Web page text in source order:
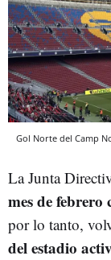
Gol Norte del Camp
La Junta
mes de
por lo tanto,
del estadio